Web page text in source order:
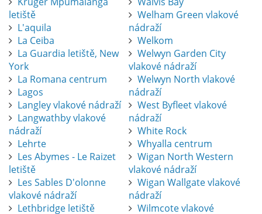
letiště
L'aquila
La Ceiba
La Guardia letiště, New
York
La Romana centrum
Lagos
Langley vlakové nádraží
Langwathby vlakové
nádraží
Lehrte
Les Abymes - Le Raizet
letiště
Les Sables D'olonne
vlakové nádraží
Lethbridge letiště
Welham Green vlakové
nádraží
Welkom
Welwyn Garden City
vlakové nádraží
Welwyn North vlakové
nádraží
West Byfleet vlakové
nádraží
White Rock
Whyalla centrum
Wigan North Western
vlakové nádraží
Wigan Wallgate vlakové
nádraží
Wilmcote vlakové